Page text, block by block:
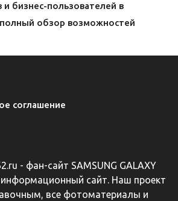
и бизнес-пользователей в
полный обзор возможностей
соглашение
- фан-сайт SAMSUNG GALAXY
сайт. Наш проект
все фотоматериалы и